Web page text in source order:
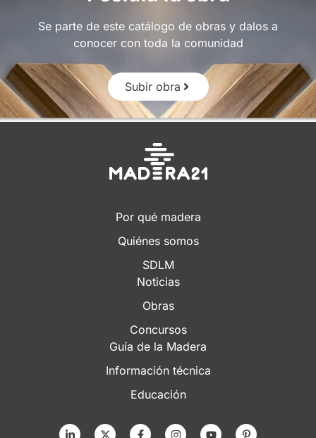
Se parte de este catálogo de obras y dalos a
conocer con toda la comunidad
Subir obra
Por qué madera
Quiénes somos
SDLM
Noticias
Obras
Concursos
Guía de la Madera
Información técnica
Educación